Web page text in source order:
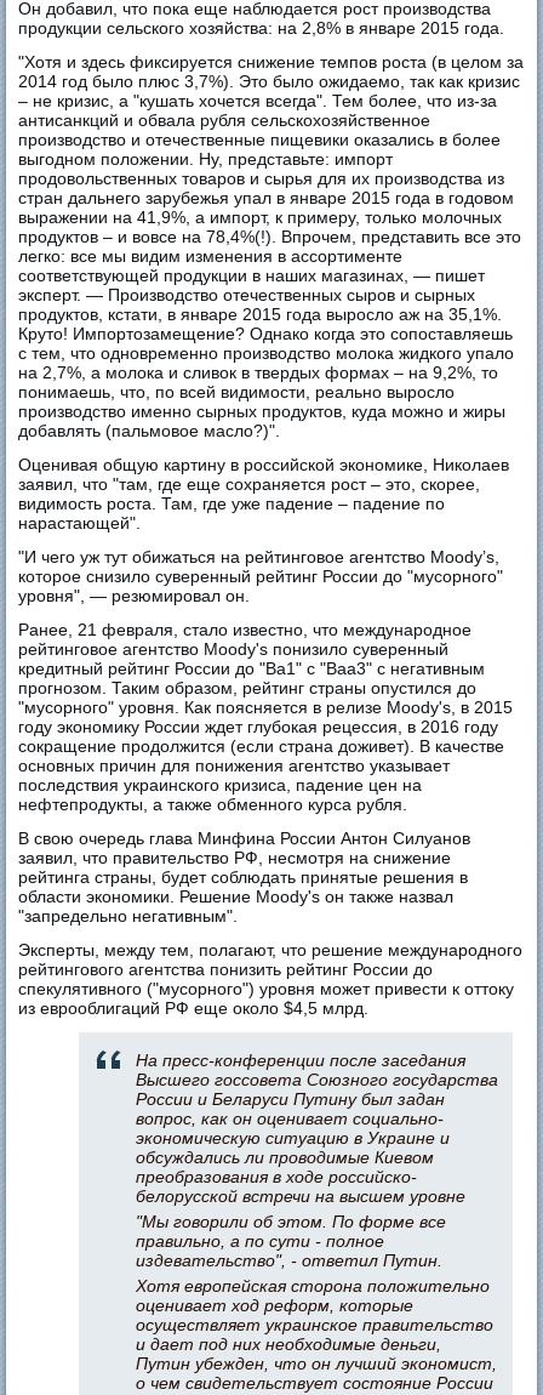
Он добавил, что пока еще наблюдается рост производства
продукции сельского хозяйства: на 2,8% в январе 2015 года.
"Хотя и здесь фиксируется снижение темпов роста (в целом за
2014 год было плюс 3,7%). Это было ожидаемо, так как кризис
– не кризис, а "кушать хочется всегда". Тем более, что из-за
антисанкций и обвала рубля сельскохозяйственное
производство и отечественные пищевики оказались в более
выгодном положении. Ну, представьте: импорт
продовольственных товаров и сырья для их производства из
стран дальнего зарубежья упал в январе 2015 года в годовом
выражении на 41,9%, а импорт, к примеру, только молочных
продуктов – и вовсе на 78,4%(!). Впрочем, представить все это
легко: все мы видим изменения в ассортименте
соответствующей продукции в наших магазинах, — пишет
эксперт. — Производство отечественных сыров и сырных
продуктов, кстати, в январе 2015 года выросло аж на 35,1%.
Круто! Импортозамещение? Однако когда это сопоставляешь
с тем, что одновременно производство молока жидкого упало
на 2,7%, а молока и сливок в твердых формах – на 9,2%, то
понимаешь, что, по всей видимости, реально выросло
производство именно сырных продуктов, куда можно и жиры
добавлять (пальмовое масло?)".
Оценивая общую картину в российской экономике, Николаев
заявил, что "там, где еще сохраняется рост – это, скорее,
видимость роста. Там, где уже падение – падение по
нарастающей".
"И чего уж тут обижаться на рейтинговое агентство Moody’s,
которое снизило суверенный рейтинг России до "мусорного"
уровня", — резюмировал он.
Ранее, 21 февраля, стало известно, что международное
рейтинговое агентство Moody's понизило суверенный
кредитный рейтинг России до "Ba1" с "Baa3" с негативным
прогнозом. Таким образом, рейтинг страны опустился до
"мусорного" уровня. Как поясняется в релизе Moody's, в 2015
году экономику России ждет глубокая рецессия, в 2016 году
сокращение продолжится (если страна доживет). В качестве
основных причин для понижения агентство указывает
последствия украинского кризиса, падение цен на
нефтепродукты, а также обменного курса рубля.
В свою очередь глава Минфина России Антон Силуанов
заявил, что правительство РФ, несмотря на снижение
рейтинга страны, будет соблюдать принятые решения в
области экономики. Решение Moody's он также назвал
"запредельно негативным".
Эксперты, между тем, полагают, что решение международного
рейтингового агентства понизить рейтинг России до
спекулятивного ("мусорного") уровня может привести к оттоку
из еврооблигаций РФ еще около $4,5 млрд.
На пресс-конференции после заседания
Высшего госсовета Союзного государства
России и Беларуси Путину был задан
вопрос, как он оценивает социально-
экономическую ситуацию в Украине и
обсуждались ли проводимые Киевом
преобразования в ходе российско-
белорусской встречи на высшем уровне
"Мы говорили об этом. По форме все
правильно, а по сути - полное
издевательство", - ответил Путин.
Хотя европейская сторона положительно
оценивает ход реформ, которые
осуществляет украинское правительство
и дает под них необходимые деньги,
Путин убежден, что он лучший экономист,
о чем свидетельствует состояние России